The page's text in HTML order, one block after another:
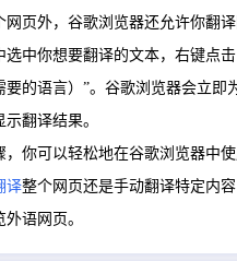
网页外，谷歌浏览器还允许你翻
选中你想要翻译的文本，右键点
要的语言）”。谷歌浏览器会立即
翻译结果。
，你可以轻松地在谷歌浏览器中使
译整个网页还是手动翻译特定内
语网页。